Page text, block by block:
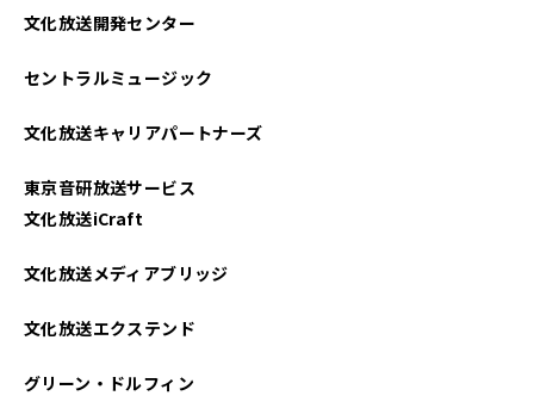
2024年09月
2024年08月
2024年07月
文化放送開発センター
セントラルミュージック
文化放送キャリアパートナーズ
東京音研放送サービス
文化放送iCraft
文化放送メディアブリッジ
文化放送エクステンド
グリーン・ドルフィン